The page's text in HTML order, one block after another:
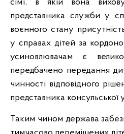
сім’ї, в якій вона
представника служби у
воєнного стану
у справах дітей за
усиновлювачам є
передбачено передання
чинності відповідного
представника консульської
Таким чином держава